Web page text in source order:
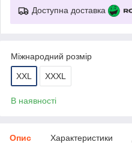
Доступна доставка
Міжнародний розмір
XXL XXXL
В наявності
Опис Характеристики